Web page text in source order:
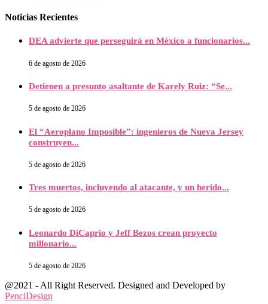
Noticias Recientes
DEA advierte que perseguirá en México a funcionarios...
6 de agosto de 2026
Detienen a presunto asaltante de Karely Ruiz: “Se...
5 de agosto de 2026
El “Aeroplano Imposible”: ingenieros de Nueva Jersey
construyen...
5 de agosto de 2026
Tres muertos, incluyendo al atacante, y un herido...
5 de agosto de 2026
Leonardo DiCaprio y Jeff Bezos crean proyecto
millonario...
5 de agosto de 2026
@2021 - All Right Reserved. Designed and Developed by
PenciDesign